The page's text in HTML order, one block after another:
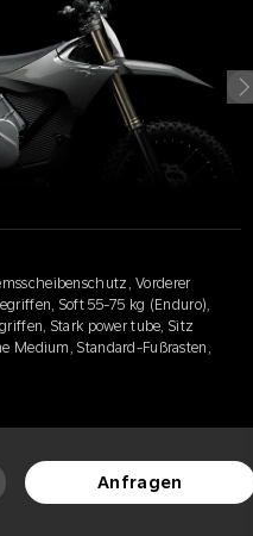
Vorderer
Soft 55-75 kg (Enduro),
Stark power tube, Sitz
Medium, Standard-Fußrasten,
Anfragen